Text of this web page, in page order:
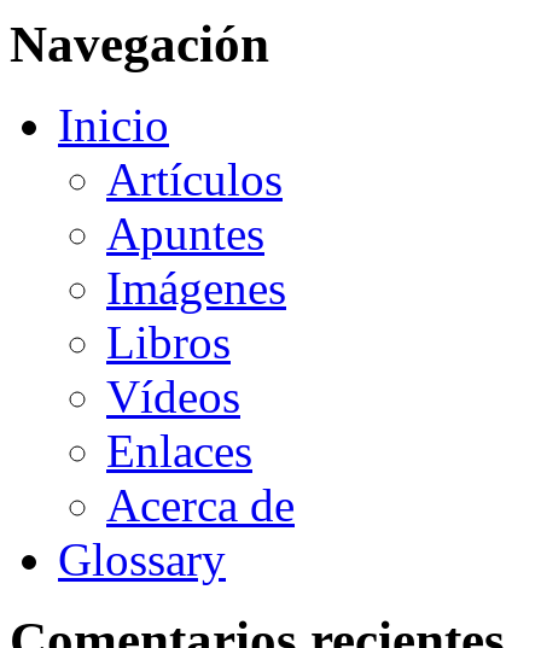
Navegación
Inicio
Artículos
Apuntes
Imágenes
Libros
Vídeos
Enlaces
Acerca de
Glossary